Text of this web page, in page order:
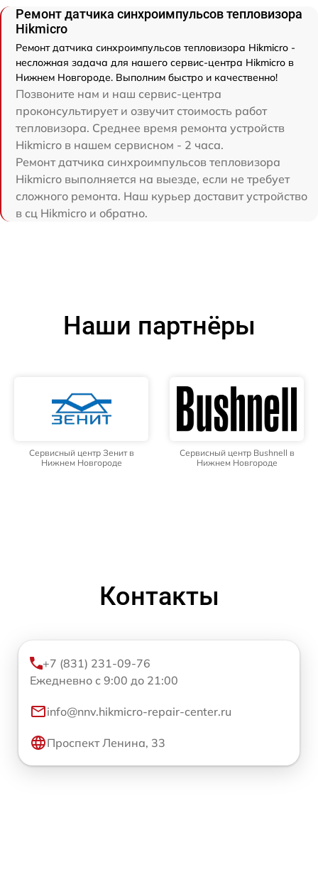
Ремонт датчика синхроимпульсов тепловизора
Hikmicro
Ремонт датчика синхроимпульсов тепловизора Hikmicro -
несложная задача для нашего сервис-центра Hikmicro в
Нижнем Новгороде. Выполним быстро и качественно!
Позвоните нам и наш сервис-центра
проконсультирует и озвучит стоимость работ
тепловизора. Среднее время ремонта устройств
Hikmicro в нашем сервисном - 2 часа.
Ремонт датчика синхроимпульсов тепловизора
Hikmicro выполняется на выезде, если не требует
сложного ремонта. Наш курьер доставит устройство
в сц Hikmicro и обратно.
Наши партнёры
Сервисный центр Зенит в
Нижнем Новгороде
Сервисный центр Bushnell в
Нижнем Новгороде
Контакты
+7 (831) 231-09-76
Ежедневно с 9:00 до 21:00
info@nnv.hikmicro-repair-center.ru
Проспект Ленина, 33